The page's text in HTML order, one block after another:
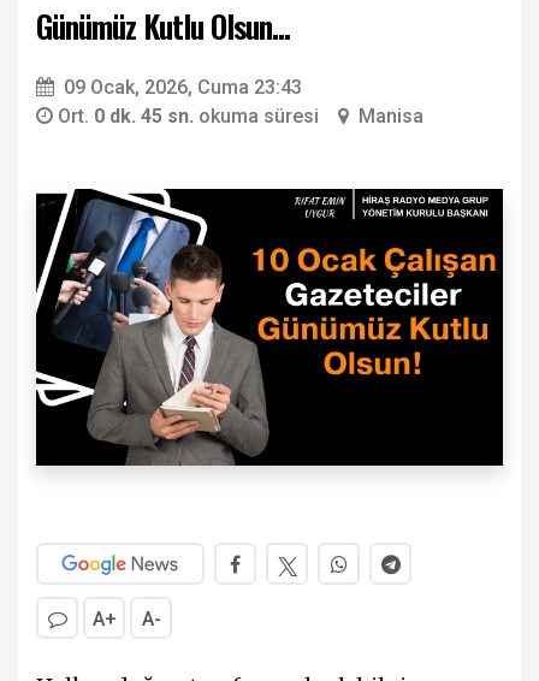
Günümüz Kutlu Olsun...
09 Ocak, 2026, Cuma 23:43
Ort. 0 dk. 45 sn. okuma süresi Manisa
A+ A-